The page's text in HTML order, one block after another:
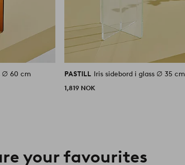
⌀ 60 cm PASTILL Iris sidebord i glass ⌀ 35 cm
1,819 NOK
your favourites